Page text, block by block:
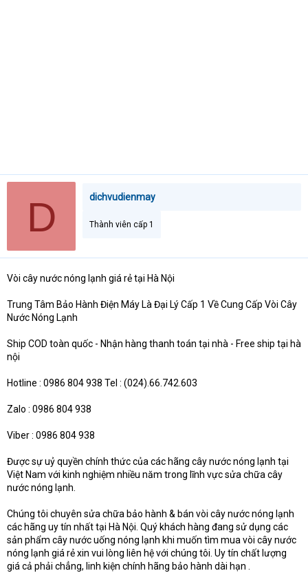
D dichvudienmay
Thành viên cấp 1
Vòi cây nước nóng lạnh giá rẻ tại Hà Nội
Trung Tâm Bảo Hành Điện Máy Là Đại Lý Cấp 1 Về Cung Cấp Vòi Cây
Nước Nóng Lạnh
Ship COD toàn quốc - Nhận hàng thanh toán tại nhà - Free ship tại hà
nội
Hotline : 0986 804 938 Tel : (024).66.742.603
Zalo : 0986 804 938
Viber : 0986 804 938
Được sự uỷ quyền chính thức của các hãng cây nước nóng lạnh tại
Việt Nam với kinh nghiệm nhiều năm trong lĩnh vực sửa chữa cây
nước nóng lạnh.
Chúng tôi chuyên sửa chữa bảo hành & bán vòi cây nước nóng lạnh
các hãng uy tín nhất tại Hà Nội. Quý khách hàng đang sử dụng các
sản phẩm cây nước uống nóng lạnh khi muốn tìm mua vòi cây nước
nóng lạnh giá rẻ xin vui lòng liên hệ với chúng tôi. Uy tín chất lượng
giá cả phải chẳng, linh kiện chính hãng bảo hành dài hạn .